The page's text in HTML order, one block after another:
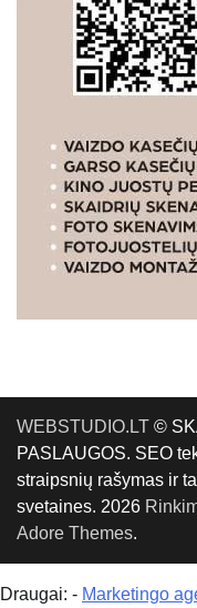
WEBSTUDIO.LT ©
PASLAUGOS. SEO
straipsnių rašymas ir
svetaines. 2026
Adore Themes.
Draugai: - Marketingo